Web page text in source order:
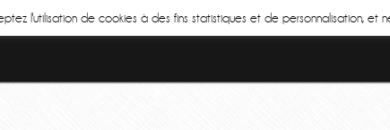
l'utilisation de cookies à des fins statistiques et de personnalisation, et